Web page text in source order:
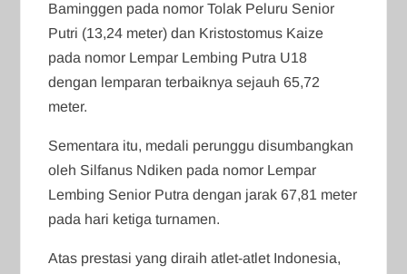
Baminggen pada nomor Tolak Peluru Senior
Putri (13,24 meter) dan Kristostomus Kaize
pada nomor Lempar Lembing Putra U18
dengan lemparan terbaiknya sejauh 65,72
meter.
Sementara itu, medali perunggu disumbangkan
oleh Silfanus Ndiken pada nomor Lempar
Lembing Senior Putra dengan jarak 67,81 meter
pada hari ketiga turnamen.
Atas prestasi yang diraih atlet-atlet Indonesia,